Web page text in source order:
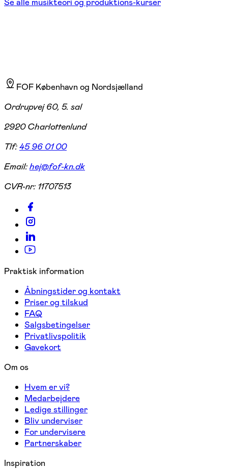
FOF København og Nordsjælland
Ordrupvej 60, 5. sal
2920 Charlottenlund
Tlf:45 96 01 00
Email:hej@fof-kn.dk
CVR-nr: 11707513
Praktisk information
Åbningstider og kontakt
Priser og tilskud
FAQ
Salgsbetingelser
Privatlivspolitik
Gavekort
Om os
Hvem er vi?
Medarbejdere
Ledige stillinger
Bliv underviser
For undervisere
Partnerskaber
Inspiration